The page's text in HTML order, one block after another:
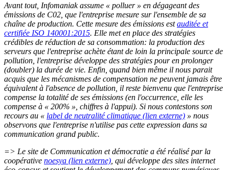
Avant tout, Infomaniak assume « polluer » en dégageant des
émissions de C02, que l'entreprise mesure sur l'ensemble de sa
chaîne de production. Cette mesure des émissions estauditée et
certifiée ISO 140001:2015. Elle met en place des stratégies
crédibles de réduction de sa consommation: la production des
serveurs que l'entreprise achète étant de loin la principale source de
pollution, l'entreprise développe des stratégies pour en prolonger
(doubler) la durée de vie. Enfin, quand bien même il nous parait
acquis que les mécanismes de compensation ne peuvent jamais être
équivalent à l'absence de pollution, il reste bienvenu que l'entreprise
compense la totalité de ses émissions (en l'occurrence, elle les
compense à « 200% », chiffres à l'appui). Si nous contestons son
recours au « label de neutralité climatique (lien externe) » nous
observons que l'entreprise n'utilise pas cette expression dans sa
communication grand public.
=> Le site de Communication et démocratie a été réalisé par la
coopérative noesya (lien externe) , qui développe des sites internet